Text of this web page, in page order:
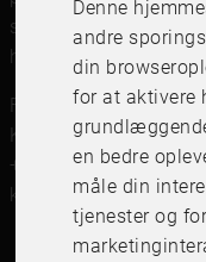
Denne
andre
din
for at aktivere
en bedre
måle din
tjenester og
svenskfremstillede
højeste kvalitet.
FRAME IT Ramar
Kungsgatan 41,111
+46 (0)8 142122